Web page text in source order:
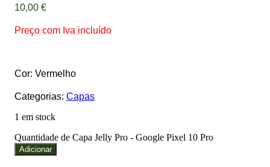
10,00 €
Preço com Iva incluído
Cor: Vermelho
Categorias: Capas
1 em stock
Quantidade de Capa Jelly Pro - Google Pixel 10 Pro
Adicionar